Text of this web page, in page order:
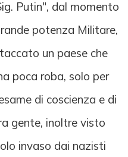
Putin", dal momento
potenza Militare,
un paese che
poca roba, solo per
di coscienza e di
gente, inoltre visto
invaso dai nazisti